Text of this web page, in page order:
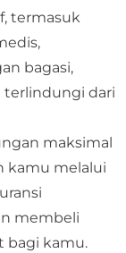
termasuk
bagasi,
terlindungi dari
maksimal
kamu melalui
membeli
bagi kamu.